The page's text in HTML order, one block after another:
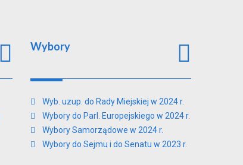
Wybory
Wyb. uzup. do Rady Miejskiej w 2024 r.
Wybory do Parl. Europejskiego w 2024 r.
Wybory Samorządowe w 2024 r.
Wybory do Sejmu i do Senatu w 2023 r.